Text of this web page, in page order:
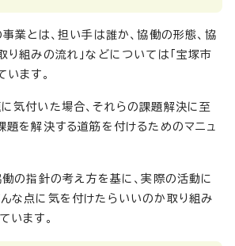
事業とは、担い手は誰か、協働の形態、協
り組みの流れ」などについては「宝塚市
います。
気付いた場合、それらの課題解決に至
題を解決する道筋を付けるためのマニュ
働の指針の考え方を基に、実際の活動に
な点に気を付けたらいいのか取り組み
います。